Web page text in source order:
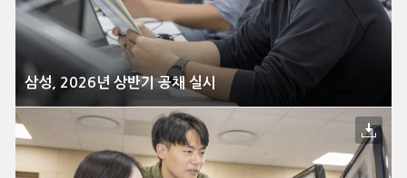
삼성, 2026년 상반기 공채 실시